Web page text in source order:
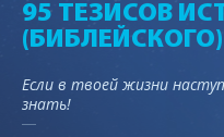
95 ТЕЗИСОВ
Если в твоей жизни
знать!